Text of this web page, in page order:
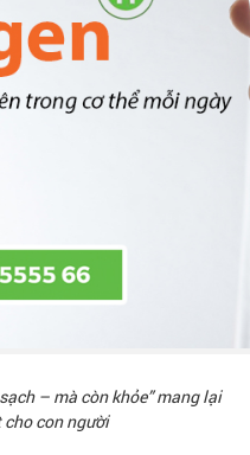
– mà còn khỏe” mang lại
con người